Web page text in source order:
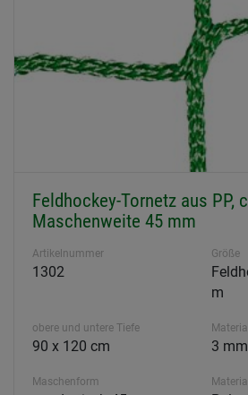
Feldhockey-Tornetz aus PP,
Maschenweite 45 mm
Artikelnummer
1302
Größe
m
obere und untere Tiefe
90 x 120 cm 3 mm
Maschenform